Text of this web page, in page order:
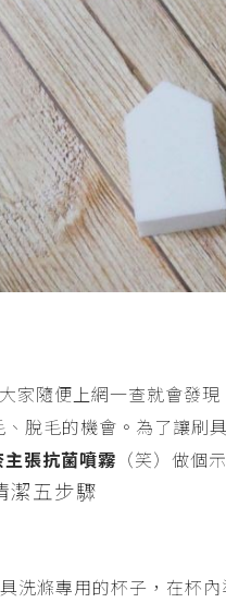
家隨便上網一查就會發
脫毛的機會。為了讓刷
張抗菌噴霧 （笑）做個
潔五步驟
洗滌專用的杯子，在杯